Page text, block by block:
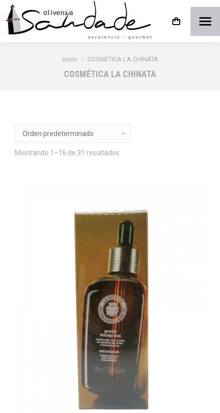
Estás aquí:
Inicio COSMÉTICA LA CHINATA
COSMÉTICA LA CHINATA
Mostrando 1–16 de 31 resultados